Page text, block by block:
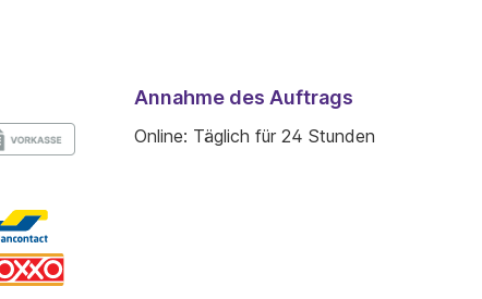
Annahme des Auftrags
Online: Täglich für 24 Stunden